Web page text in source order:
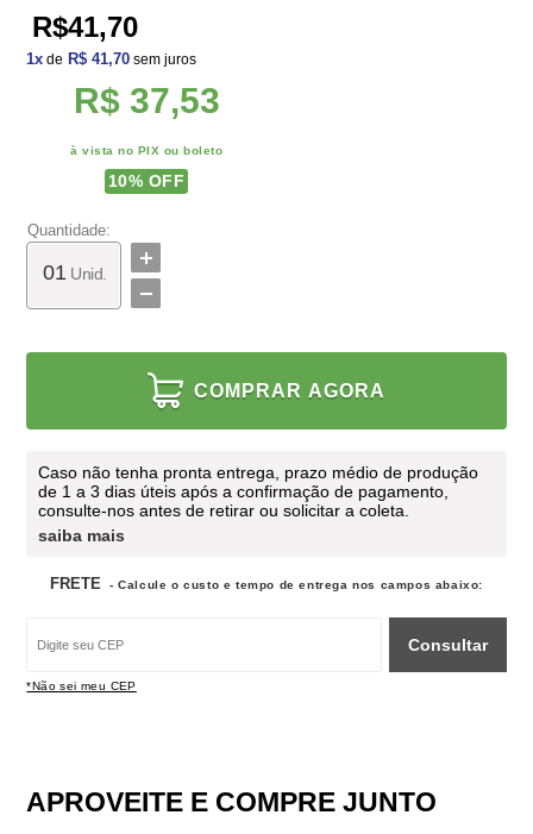
R$41,70
1x de R$ 41,70 sem juros
R$ 37,53
à vista no PIX ou boleto
10% OFF
Quantidade:
Unid.
COMPRAR AGORA
Caso não tenha pronta entrega, prazo médio de produção
de 1 a 3 dias úteis após a confirmação de pagamento,
consulte-nos antes de retirar ou solicitar a coleta.
saiba mais
FRETE - Calcule o custo e tempo de entrega nos campos abaixo:
Consultar
*Não sei meu CEP
APROVEITE E COMPRE JUNTO